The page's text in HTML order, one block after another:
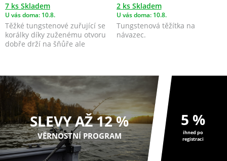
7 ks Skladem
U vás doma: 10.8.
Těžké tungstenové zuřující se
korálky díky zuženému otvoru
dobře drží na šňůře ale
2 ks Skladem
U vás doma: 10.8.
Tungstenová těžítka na
návazec.
SLEVY AŽ 12 %
VĚRNOSTNÍ PROGRAM
5 %
ihned po
registraci